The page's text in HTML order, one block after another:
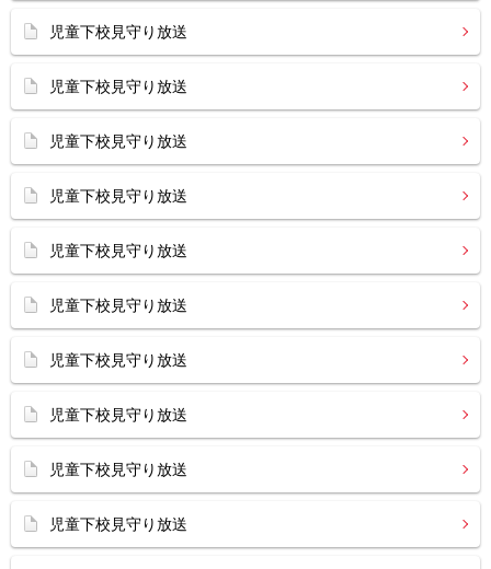
児童下校見守り放送
児童下校見守り放送
児童下校見守り放送
児童下校見守り放送
児童下校見守り放送
児童下校見守り放送
児童下校見守り放送
児童下校見守り放送
児童下校見守り放送
児童下校見守り放送